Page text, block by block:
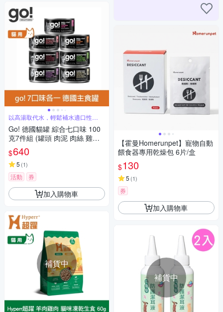
以高湯取代水，輕鬆補水適口性
UPUP
Go! 德國貓罐 綜合七口味 100
克7件組 (罐頭 肉泥 肉絲 雞肉
火雞 鴨肉 羊肉 鮭魚 鱈魚)
$640
5 (1)
活動 券
加入購物車
補貨中
【霍曼Homerunpet】寵物自動
餵食器專用乾燥包 6片/盒
$130
5 (1)
券
加入購物車
補貨中